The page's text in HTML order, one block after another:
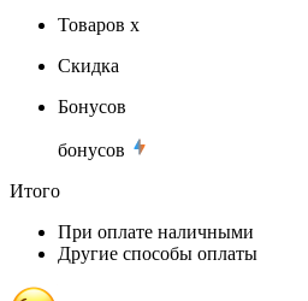
Товаров x
Скидка
Бонусов
бонусов
Итого
При оплате наличными
Другие способы оплаты